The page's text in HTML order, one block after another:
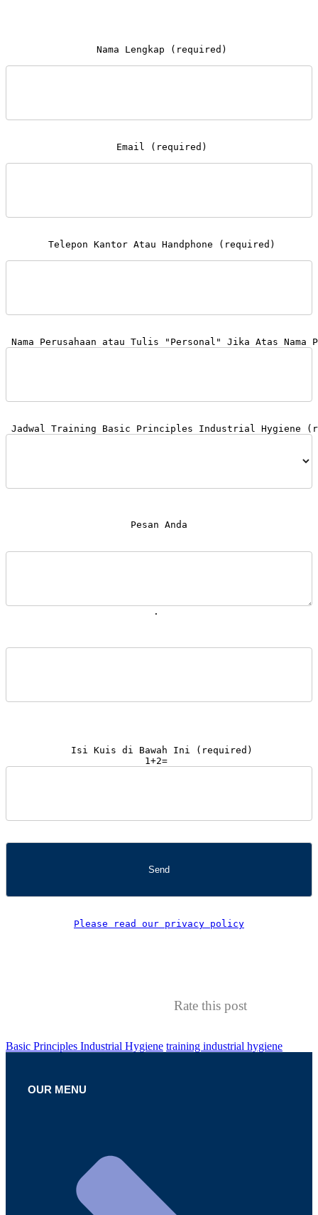
Nama Lengkap (required)
Email (required)
Telepon Kantor Atau Handphone (required)
Pesan Anda
.
1+2=
Please read our privacy policy
Rate this post
Basic Principles Industrial Hygiene training industrial hygiene
OUR MENU